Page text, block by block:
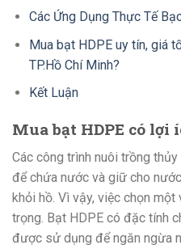
Các Ứng Dụng Thực Tế
Mua bạt HDPE uy tín, giá
TP.Hồ Chí Minh?
Kết Luận
Mua bạt HDPE có lợi
Các công trình nuôi trồng
để chứa nước và giữ cho
khỏi hồ. Vì vậy, việc chọn
trọng. Bạt HDPE có đặc tính
được sử dụng để ngăn ngừa